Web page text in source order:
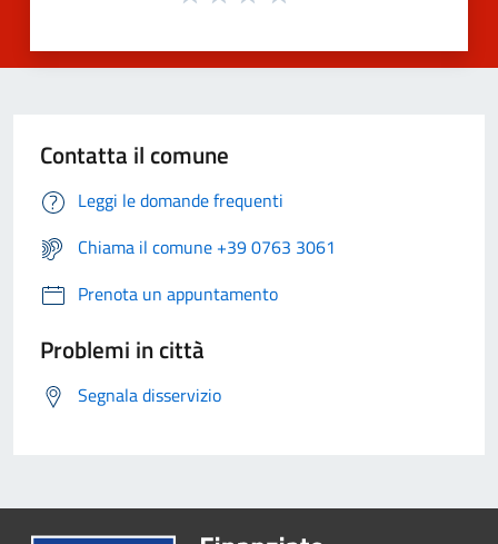
Contatta il comune
Leggi le domande frequenti
Chiama il comune +39 0763 3061
Prenota un appuntamento
Problemi in città
Segnala disservizio